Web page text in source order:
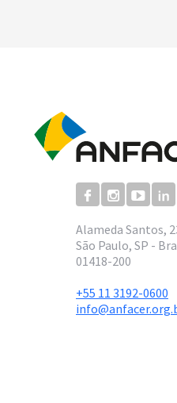
Alameda Santos,
São Paulo, SP -
01418-200
+55 11 3192-0600